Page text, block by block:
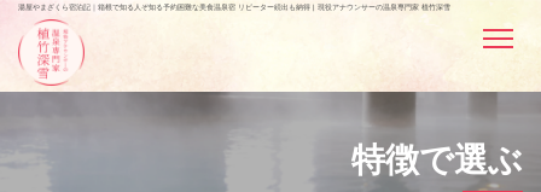
湯屋やまざくら宿泊記｜箱根で知る人ぞ知る予約困難な美食温泉宿 リピーター続出も納得 | 現役アナウンサーの温泉専門家 植竹深雪
特徴で選ぶ